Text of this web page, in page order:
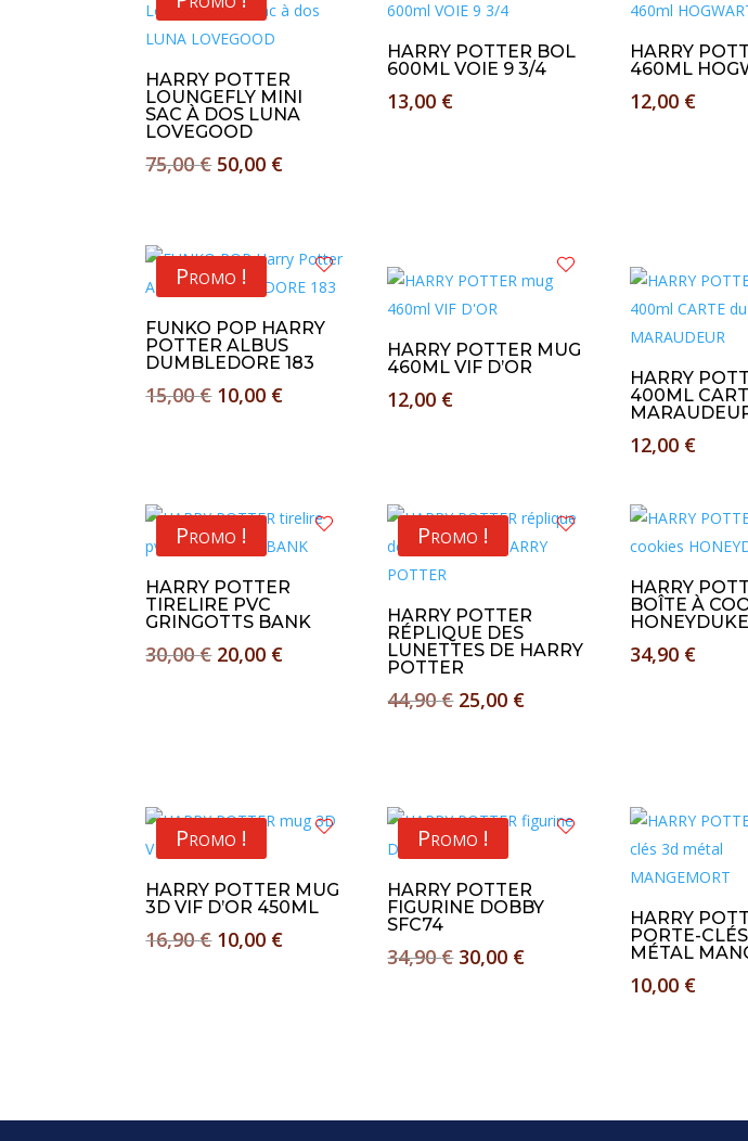
HARRY POTTER
LOUNGEFLY MINI
SAC À DOS LUNA
LOVEGOOD
75,00€ Le
était :
75,00 €.
50,00 €Le
est :
50,00 €.
HARRY POTTER BOL
600ML VOIE 9 3/4
13,00 €
HARRY
460ML
12,00 €
Promo !
FUNKO POP HARRY
POTTER ALBUS
DUMBLEDORE 183
15,00€ Le
15,00 €.
10,00 €Le
10,00 €.
HARRY POTTER MUG
460ML VIF D’OR
12,00 €
HARRY
400ML
12,00 €
Promo !
HARRY POTTER
TIRELIRE PVC
GRINGOTTS BANK
30,00€ Le
20,00 €Le
Promo !
HARRY POTTER
RÉPLIQUE DES
LUNETTES DE HARRY
POTTER
44,90€ Le
44,90 €.
25,00 €Le
25,00 €.
HARRY
BOÎTE À
34,90 €
Promo !
HARRY POTTER MUG
3D VIF D’OR 450ML
16,90€ Le
10,00 €Le
Promo !
HARRY POTTER
FIGURINE DOBBY
SFC74
34,90€ Le
30,00 €Le
HARRY
PORTE-
MÉTAL
10,00 €